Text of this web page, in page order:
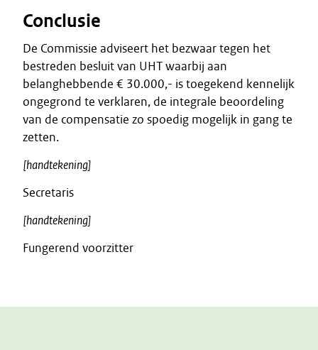
Conclusie
De Commissie adviseert het bezwaar tegen het
bestreden besluit van UHT waarbij aan
belanghebbende € 30.000,- is toegekend kennelijk
ongegrond te verklaren, de integrale beoordeling
van de compensatie zo spoedig mogelijk in gang te
zetten.
[handtekening]
Secretaris
[handtekening]
Fungerend voorzitter